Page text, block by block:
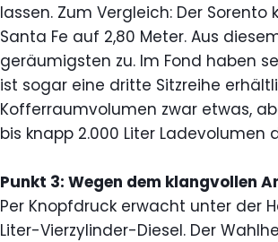
lassen. Zum Vergleich: Der
Santa Fe auf 2,80 Meter. Aus
geräumigsten zu. Im Fond haben
ist sogar eine dritte Sitzreihe
Kofferraumvolumen zwar etwas,
bis knapp 2.000 Liter Ladevolumen
Punkt 3: Wegen dem klangvollen
Per Knopfdruck erwacht unter der
Liter-Vierzylinder-Diesel. Der